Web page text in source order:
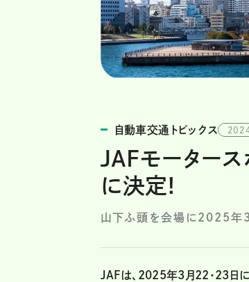
自動車交通トピックス
JAFモーター
に決定!
山下ふ頭を会場に2025年
JAFは、2025年3月22・23日